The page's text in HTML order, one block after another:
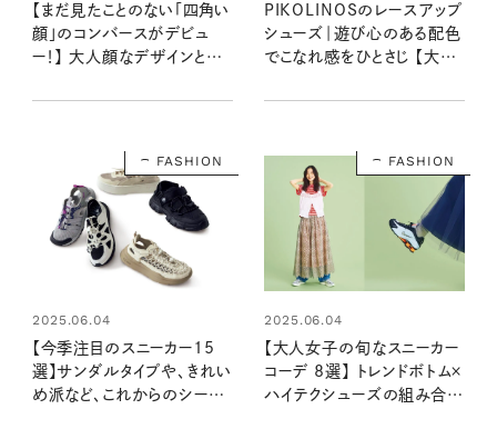
【まだ見たことのない「四角い
顔」のコンバースがデビュ
ー！】 大人顔なデザインと豊
しよう
PIKOLINOSのレースアップ
シューズ｜遊び心のある配色
でこなれ感をひとさじ 【大人
FASHION
2025.06.04
【今季注目のスニーカー15
選】サンダルタイプや、きれい
め派など、これからのシーズ
FASHION
2025.06.04
【大人女子の旬なスニーカー
コーデ 8選】 トレンドボトム×
ハイテクシューズの組み合わ